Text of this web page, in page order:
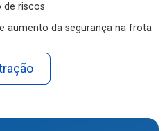
riscos
aumento da segurança na frota